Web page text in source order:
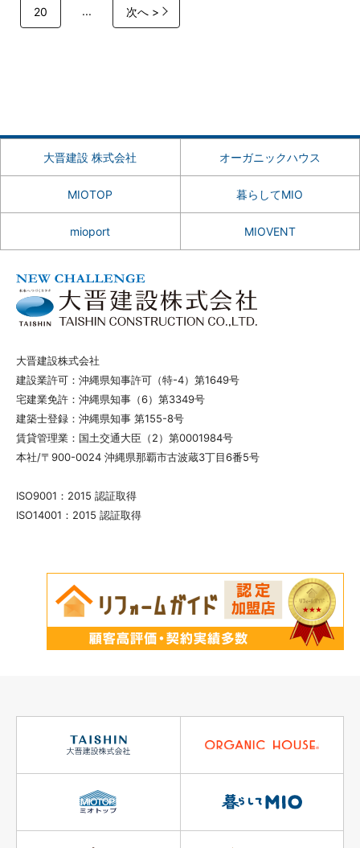
20 ... 次へ >
大晋建設 株式会社 オーガニックハウス
MIOTOP 暮らしてMIO
mioport MIOVENT
大晋建設株式会社
建設業許可：沖縄県知事許可（特-4）第1649号
宅建業免許：沖縄県知事（6）第3349号
建築士登録：沖縄県知事 第155-8号
賃貸管理業：国土交通大臣（2）第0001984号
本社/〒900-0024 沖縄県那覇市古波蔵3丁目6番5号
ISO9001：2015 認証取得
ISO14001：2015 認証取得